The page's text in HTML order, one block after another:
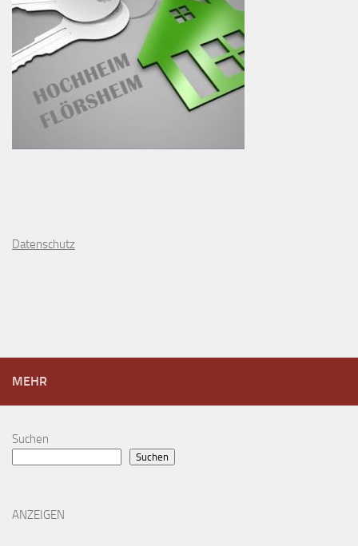
Datenschutz
MEHR
Suchen
Suchen
ANZEIGEN